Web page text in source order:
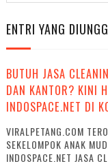
ENTRI YANG
BUTUH JASA
DAN KANTOR? KINI
INDOSPACE.NET DI
VIRALPETANG.COM
SEKELOMPOK ANAK
INDOSPACE.NET JASA